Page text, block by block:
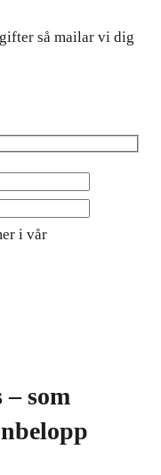
så mailar vi dig
i vår
som